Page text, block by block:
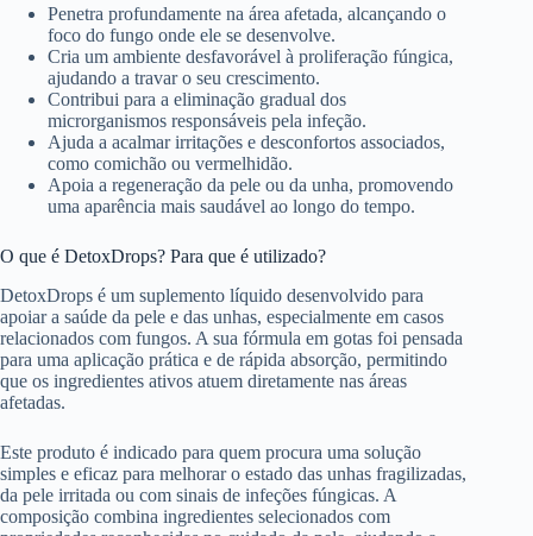
Penetra profundamente na área afetada, alcançando o
foco do fungo onde ele se desenvolve.
Cria um ambiente desfavorável à proliferação fúngica,
ajudando a travar o seu crescimento.
Contribui para a eliminação gradual dos
microrganismos responsáveis pela infeção.
Ajuda a acalmar irritações e desconfortos associados,
como comichão ou vermelhidão.
Apoia a regeneração da pele ou da unha, promovendo
uma aparência mais saudável ao longo do tempo.
O que é DetoxDrops? Para que é utilizado?
DetoxDrops é um suplemento líquido desenvolvido para
apoiar a saúde da pele e das unhas, especialmente em casos
relacionados com fungos. A sua fórmula em gotas foi pensada
para uma aplicação prática e de rápida absorção, permitindo
que os ingredientes ativos atuem diretamente nas áreas
afetadas.
Este produto é indicado para quem procura uma solução
simples e eficaz para melhorar o estado das unhas fragilizadas,
da pele irritada ou com sinais de infeções fúngicas. A
composição combina ingredientes selecionados com